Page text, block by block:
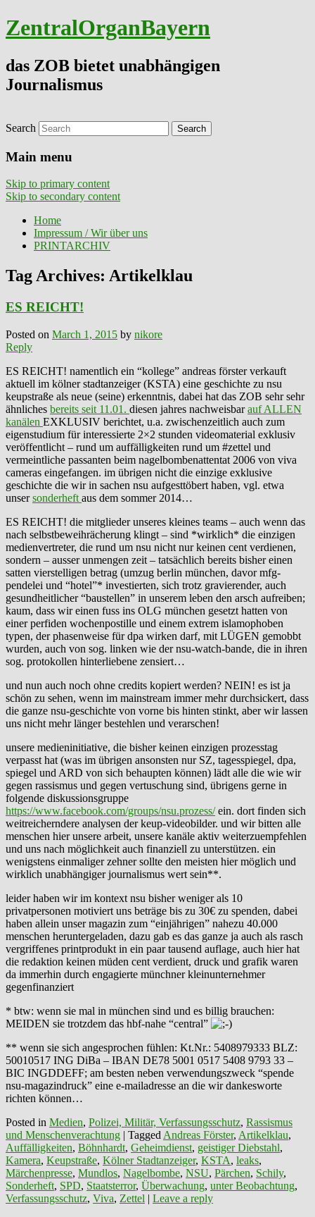
ZentralOrganBayern
das ZOB bietet unabhängigen
Journalismus
Search
Main menu
Skip to primary content
Skip to secondary content
Home
Impressum / Wir über uns
PRINTARCHIV
Tag Archives: Artikelklau
ES REICHT!
Posted on March 1, 2015 by nikore
Reply
ES REICHT! namentlich ein “kollege” andreas ‪‎förster‬ verkauft
aktuell im kölner stadtanzeiger (KSTA) eine geschichte zu ‪‎nsu‬
‪keupstraße‬ als neue (seine) erkenntnis, dabei hat das ZOB sehr sehr
ähnliches bereits seit 11.01. diesen jahres nachweisbaraufALLEN
kanälen EXKLUSIV berichtet, u.a. zwischenzeitlich auch zum
eigenstudium für interessierte 2×2 stunden videomaterial exklusiv
veröffentlicht – rund um ‎auffälligkeiten‬ rund um #‎zettel‬ und
vermeintliche passanten beim ‪‎nagelbombenattentat‬ 2006 von ‎viva‬
cameras eingefangen. im übrigen nicht die einzige exklusive
geschichte die wir in sachen nsu aufgesttöbert haben, vgl. etwa
unsersonderheft aus dem sommer 2014…
ES REICHT! die mitglieder unseres kleines teams – auch wenn das
nach selbstbeweihrächerung klingt – sind *wirklich* die einzigen
medienvertreter, die rund um nsu nicht nur keinen cent verdienen,
sondern – ausser unmengen zeit – tatsächlich bereits bisher einen
satten vierstelligen betrag (umzug berlin münchen, davor mfg-
pendelei und “hotel”* investierten, sich trotz gravierender, auch
gesundheitlicher “baustellen” in unserem leben den arsch aufreiben;
kaum, dass wir einen fuss ins OLG münchen gesetzt hatten von
einer perfiden wochenpostille und einem extrem islamophoben
typen, der phasenweise für dpa wirken darf, mit LÜGEN gemobbt
wurden, auch von sog. linken wie der nsu-watch-bande, die in ihren
sog. protokollen hinterliebene zensiert…
und nun auch noch ohne credits kopiert werden? NEIN! es ist ja
schön zu sehen, wenn im mainstream immer mehr durchsickert, dass
die ganze nsu-geschichte von vorne bis hinten stinkt, aber wir lassen
uns nicht mehr länger bestehlen und verarschen!
unsere medieninitiative, die bisher keinen einzigen prozesstag
verpasst hat (was im übrigen ansonsten nur SZ, tagesspiegel, dpa,
spiegel und ARD von sich behaupten können) lädt alle die wie wir
gegen rassismus und gegen vertuschung sind, übrigens gerne in
folgende diskussionsgruppe
https://www.facebook.com/groups/nsu.prozess/ein. dort finden sich
weitreicherndere analysen der keup-videobilder. und wir bitten alle
menschen hier unsere arbeit, unsere kanäle aktiv weiterzuempfehlen
und uns nach möglichkeit auch finanziell zu unterstützen. ein
wenigstens einmaliger zehner sollte den meisten hier möglich und
wirklich unabhängiger journalismus wert sein**.
leider haben wir im kontext nsu bisher weniger als 10
privatpersonen motiviert uns beträge bis zu 30€ zu spenden, dabei
haben allein unser magazin zum “einjährigen” nahezu 40.000
menschen heruntergeladen, dazu gab es das ganze ja auch als rasch
vergriffenes printprodukt in ein paar tausend auflage, auch hier hat
die redaktion keinen müden cent verdient, druck und grafik waren
da immerhin durch engagierte münchner kleinunternehmer
gegenfinanziert
* btw: wenn sie mal in münchen sind und es billig brauchen:
MEIDEN sie trotzdem das hbf-nahe “central”
** wenn sie sich angesprochen fühlen: Kt.Nr.: 5408979333 BLZ:
50010517 ING DiBa – IBAN DE78 5001 0517 5408 9793 33 –
BIC INGDDEFF; am besten neben verwendungszweck “spende
nsu-magazindruck” eine e-mailadresse an die wir dankesworte
richten können…
Posted in Medien, Polizei, Militär, Verfassungsschutz, Rassismus
und Menschenverachtung | Tagged Andreas Förster, Artikelklau,
Auffälligkeiten, Böhnhardt, Geheimdienst, geistiger Diebstahl,
Kamera, Keupstraße, Kölner Stadtanzeiger, KSTA, leaks,
Märchenpresse, Mundlos, Nagelbombe, NSU, Pärchen, Schily,
Sonderheft, SPD, Staatsterror, Überwachung, unter Beobachtung,
Verfassungsschutz, Viva, Zettel | Leave a reply